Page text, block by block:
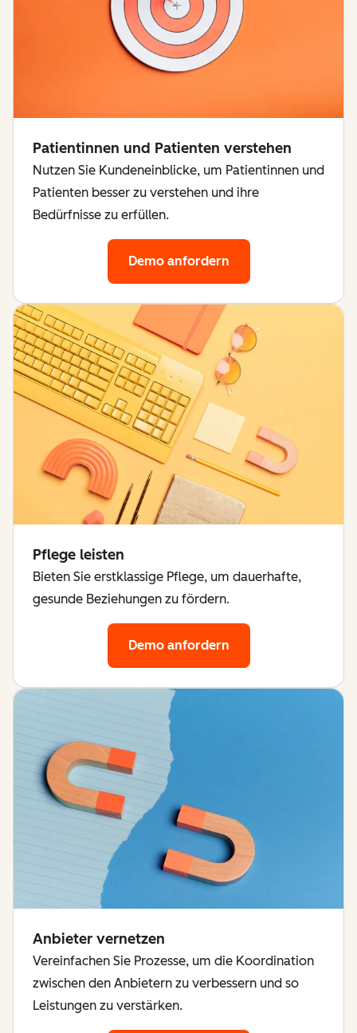
Patientinnen und Patienten verstehen
Nutzen Sie Kundeneinblicke, um Patientinnen und
Patienten besser zu verstehen und ihre
Bedürfnisse zu erfüllen.
Demo anfordern
Pflege leisten
Bieten Sie erstklassige Pflege, um dauerhafte,
gesunde Beziehungen zu fördern.
Demo anfordern
Anbieter vernetzen
Vereinfachen Sie Prozesse, um die Koordination
zwischen den Anbietern zu verbessern und so
Leistungen zu verstärken.